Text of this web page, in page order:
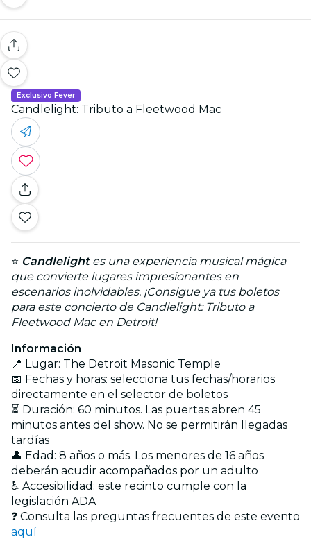
Exclusivo Fever
Candlelight: Tributo a Fleetwood Mac
⭐ Candlelightes una experiencia musical mágica
que convierte lugares impresionantes en
escenarios inolvidables. ¡Consigue ya tus boletos
para este concierto de Candlelight: Tributo a
Fleetwood Mac en Detroit!
Información
📍 Lugar: The Detroit Masonic Temple
📅 Fechas y horas: selecciona tus fechas/horarios
directamente en el selector de boletos
⏳ Duración: 60 minutos. Las puertas abren 45
minutos antes del show. No se permitirán llegadas
tardías
👤 Edad: 8 años o más. Los menores de 16 años
deberán acudir acompañados por un adulto
♿ Accesibilidad: este recinto cumple con la
legislación ADA
❓ Consulta las preguntas frecuentes de este evento
aquí